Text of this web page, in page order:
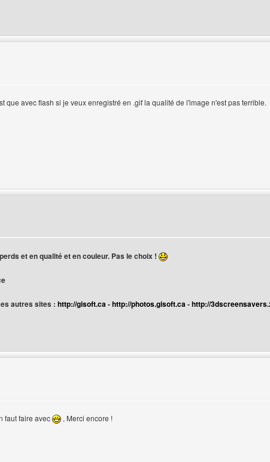
gif-transparent
que avec flash si je veux enregistré en .gif la qualité de l'image n'est pas terrible.
webdesigncreator
et en qualité et en couleur. Pas le choix !
autres sites : http://gisoft.ca-http://photos.gisoft.ca-http://
gif-transparent
faut faire avec
, Merci encore !